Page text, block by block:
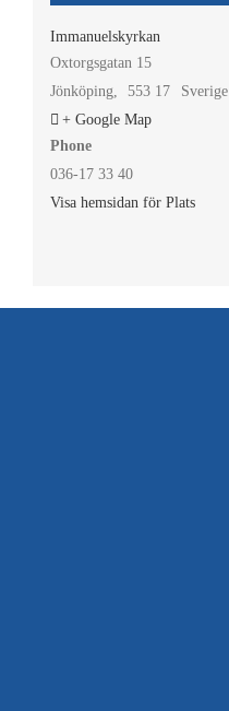
Immanuelskyrkan
Oxtorgsgatan 15
Jönköping, 553 17
Sverige
+ Google Map
Phone
036-17 33 40
Visa hemsidan för Plats